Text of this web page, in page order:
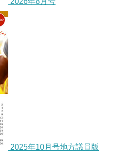
2025年10月号地方議員版